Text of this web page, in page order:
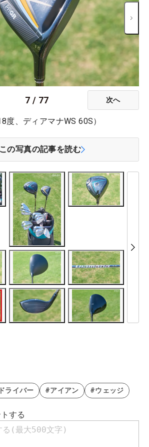
7 / 77 次へ
度、ディアマナWS 60S）
この写真の記事を読む
ライバー #アイアン #ウェッジ